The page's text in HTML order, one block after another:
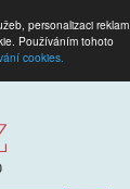
personalizaci reklam
Používáním tohoto
cookies.